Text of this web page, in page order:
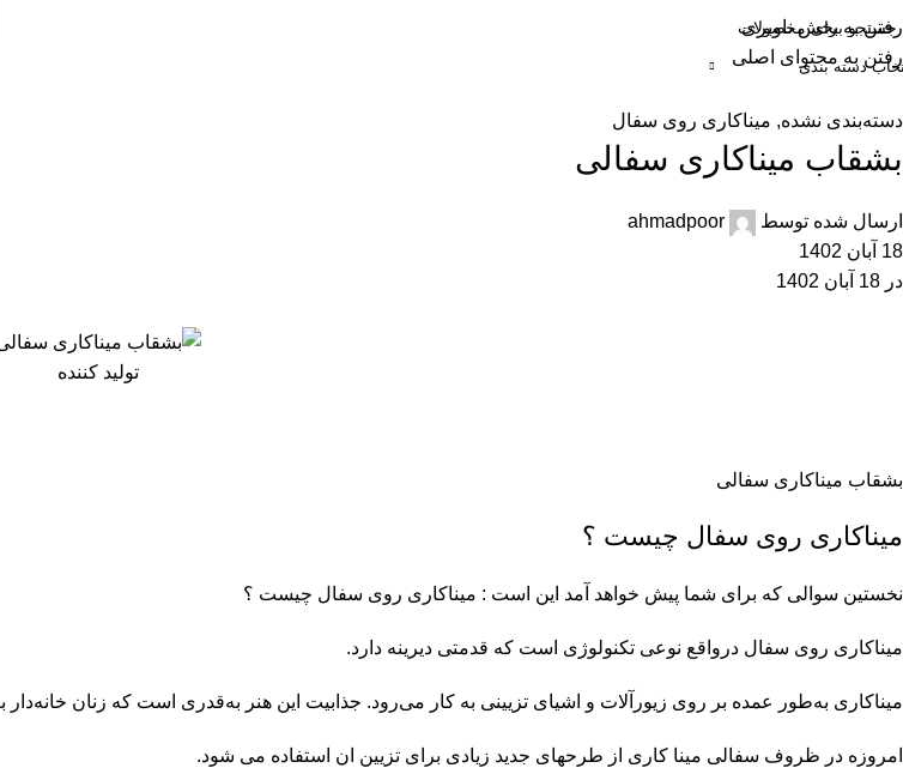
رفتن به بخش ناوبری
رفتن به محتوای اصلی
دسته بندی
اصلی فروشگاه
دسته‌بندی نشده, میناکاری روی سفال
بشقاب میناکاری سفالی
ارسال شده توسط
ahmadpoor
18 آبان 1402
در 18 آبان 1402
تولید کننده
بشقاب میناکاری سفالی
میناکاری روی سفال چیست ؟
نخستین سوالی که برای شما پیش خواهد آمد این است : میناکاری روی سفال چیست ؟
میناکاری روی سفال درواقع نوعی تکنولوژی است که قدمتی دیرینه دارد.
میناکاری به‌طور عمده بر روی زیورآلات و اشیای تزیینی به کار می‌رود. جذابیت این هنر به‌قدری است که زنان خانه‌دار
امروزه در ظروف سفالی مینا کاری از طرحهای جدید زیادی برای تزیین ان استفاده می شود.